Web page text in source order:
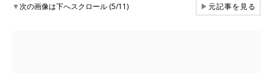
▼次の画像は下へスクロール (5/11) ▶元記事を見る